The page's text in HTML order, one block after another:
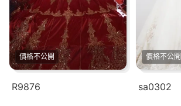
價格不公開
R9876
價格不公開
sa0302